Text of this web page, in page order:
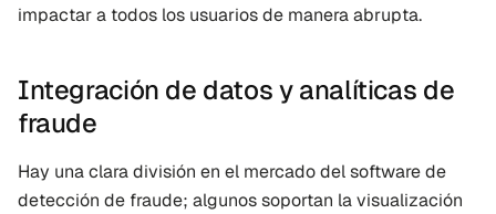
impactar a todos los usuarios de manera abrupta.
Integración de datos y analíticas de
fraude
Hay una clara división en el mercado del software de
detección de fraude; algunos soportan la visualización